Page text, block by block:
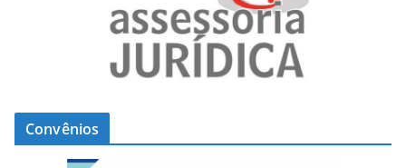
Convênios